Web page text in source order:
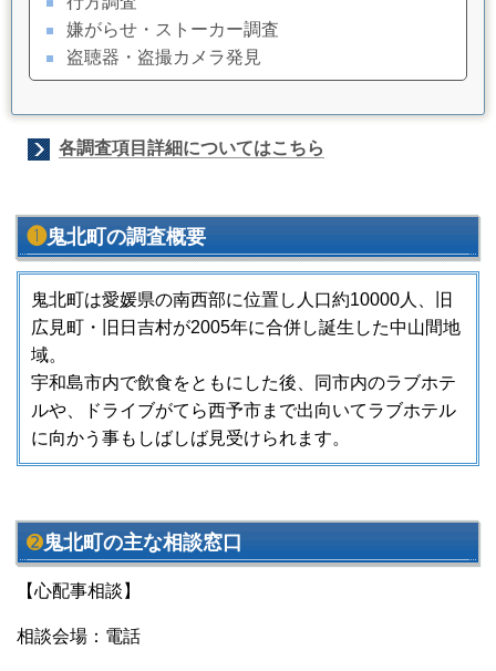
嫌がらせ・ストーカー調査
盗聴器・盗撮カメラ発見
各調査項目詳細についてはこちら
❶鬼北町の調査概要
鬼北町は愛媛県の南西部に位置し人口約10000人、旧
広見町・旧日吉村が2005年に合併し誕生した中山間地
域。
宇和島市内で飲食をともにした後、同市内のラブホテ
ルや、ドライブがてら西予市まで出向いてラブホテル
に向かう事もしばしば見受けられます。
➋鬼北町の主な相談窓口
【心配事相談】
相談会場：電話